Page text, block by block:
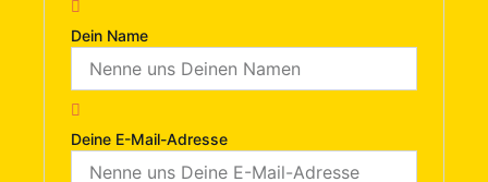
Dein Name
Deine E-Mail-Adresse